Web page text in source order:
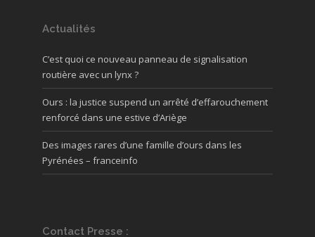
Actualités
C’est quoi ce nouveau panneau de signalisation
routière avec un lynx ?
Ours : la justice suspend un arrêté d’effarouchement
renforcé dans une estive d’Ariège
Des images rares d’une famille d’ours dans les
Pyrénées – franceinfo
Contact Presse :